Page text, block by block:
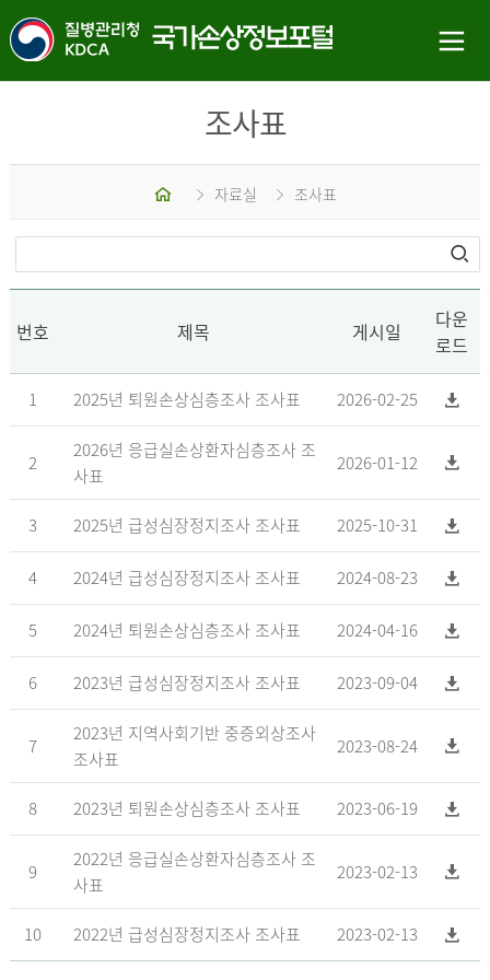
조사표
홈 자료실 조사표
번호 제목 게시일
다운
로드
1 2025년 퇴원손상심층조사 조사표 2026-02-25
2
2026년 응급실손상환자심층조사 조
사표
2026-01-12
3 2025년 급성심장정지조사 조사표 2025-10-31
4 2024년 급성심장정지조사 조사표 2024-08-23
5 2024년 퇴원손상심층조사 조사표 2024-04-16
6 2023년 급성심장정지조사 조사표 2023-09-04
7
2023년 지역사회기반 중증외상조사
조사표
2023-08-24
8 2023년 퇴원손상심층조사 조사표 2023-06-19
9
2022년 응급실손상환자심층조사 조
사표
2023-02-13
10 2022년 급성심장정지조사 조사표 2023-02-13